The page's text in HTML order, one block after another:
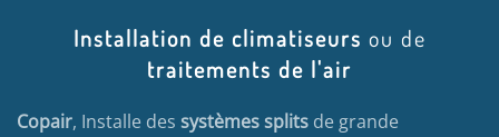
Installation de climatiseurs ou de
traitements de l'air
Copair, Installe des systèmes splits de grande